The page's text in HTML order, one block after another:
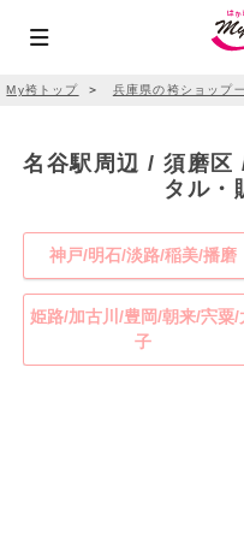
My袴トップ ＞ 兵庫県の袴ショップ
名谷駅周辺 / 須磨区
タル・
神戸/明石/淡路/稲美/播磨
姫路/加古川/豊岡/朝来/宍粟/
子